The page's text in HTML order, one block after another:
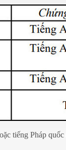
tiếng Pháp